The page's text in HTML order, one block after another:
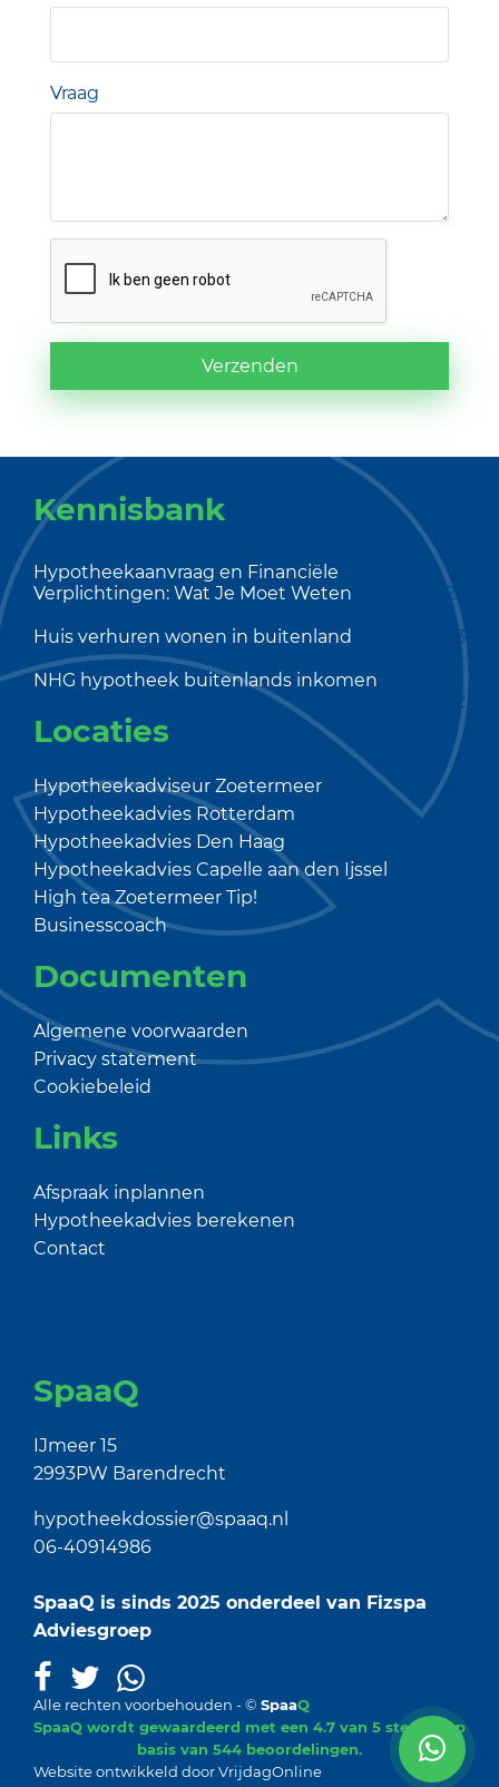
Vraag
Verzenden
Kennisbank
Hypotheekaanvraag en Financiële
Verplichtingen: Wat Je Moet Weten
21-09-2023
Huis verhuren wonen in buitenland 16-01-2023
NHG hypotheek buitenlands inkomen
31-12-2022
Locaties
Hypotheekadviseur Zoetermeer
Hypotheekadvies Rotterdam
Hypotheekadvies Den Haag
Hypotheekadvies Capelle aan den Ijssel
High tea Zoetermeer Tip!
Businesscoach
Documenten
Algemene voorwaarden
Privacy statement
Cookiebeleid
Links
Afspraak inplannen
Hypotheekadvies berekenen
Contact
SpaaQ
IJmeer 15
2993PW Barendrecht
hypotheekdossier@spaaq.nl
06-40914986
SpaaQ is sinds 2025 onderdeel van Fizspa
Adviesgroep
Alle rechten voorbehouden - © SpaaQ
SpaaQ wordt gewaardeerd met een 4.7 van 5 sterren op
basis van 544 beoordelingen.
Website ontwikkeld doorVrijdagOnline